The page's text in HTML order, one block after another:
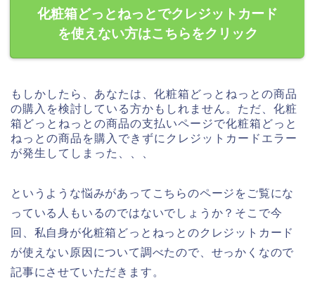
化粧箱どっとねっとでクレジットカード
を使えない方はこちらをクリック
もしかしたら、あなたは、化粧箱どっとねっとの商品
の購入を検討している方かもしれません。ただ、化粧
箱どっとねっとの商品の支払いページで化粧箱どっと
ねっとの商品を購入できずにクレジットカードエラー
が発生してしまった、、、
というような悩みがあってこちらのページをご覧にな
っている人もいるのではないでしょうか？そこで今
回、私自身が化粧箱どっとねっとのクレジットカード
が使えない原因について調べたので、せっかくなので
記事にさせていただきます。